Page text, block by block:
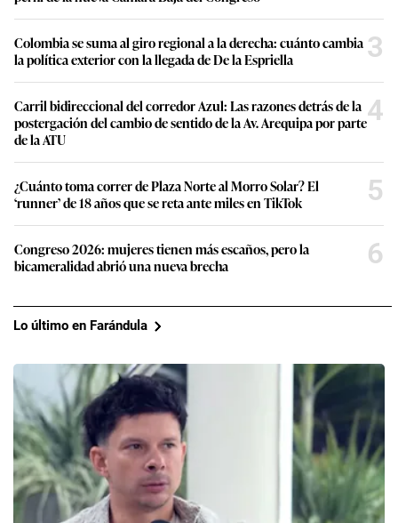
Colombia se suma al giro regional a la derecha: cuánto cambia
la política exterior con la llegada de De la Espriella
3
Carril bidireccional del corredor Azul: Las razones detrás de la
postergación del cambio de sentido de la Av. Arequipa por parte
de la ATU
4
¿Cuánto toma correr de Plaza Norte al Morro Solar? El
‘runner’ de 18 años que se reta ante miles en TikTok
5
Congreso 2026: mujeres tienen más escaños, pero la
bicameralidad abrió una nueva brecha
6
Lo último en Farándula